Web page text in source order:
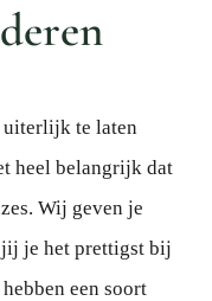
uiterlijk te laten
heel belangrijk dat
. Wij geven je
je het prettigst bij
een soort